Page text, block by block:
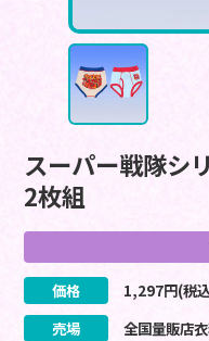
スーパー戦隊シ
2枚組
価格 1,297円(税
売場
全国量販店